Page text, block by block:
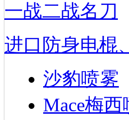
一战二战名刀
进口防身电棍
沙豹喷雾
Mace梅西